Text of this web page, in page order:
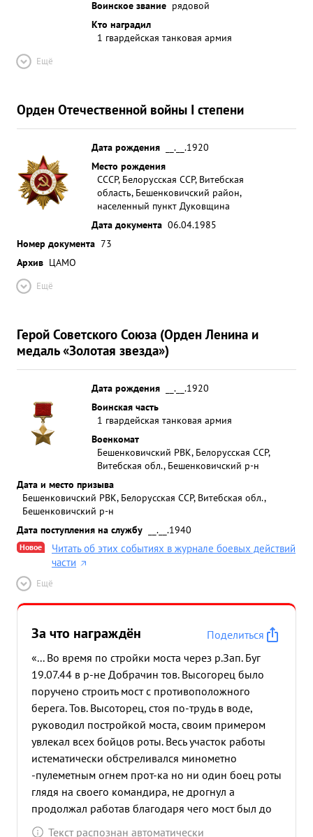
Воинское звание рядовой
Кто наградил
1 гвардейская танковая армия
Ещё
Орден Отечественной войны I степени
Дата рождения
__.__.1920
Место рождения
СССР, Белорусская ССР, Витебская
область, Бешенковичский район,
населенный пункт Дуковщина
Дата документа 06.04.1985
Номер документа 73
Архив ЦАМО
Ещё
Герой Советского Союза (Орден Ленина и
медаль «Золотая звезда»)
Дата рождения
__.__.1920
Воинская часть
1 гвардейская танковая армия
Военкомат
Бешенковичский РВК, Белорусская ССР,
Витебская обл., Бешенковичский р-н
Дата и место призыва
Бешенковичский РВК, Белорусская ССР, Витебская обл.,
Бешенковичский р-н
Дата поступления на службу
__.__.1940
Новое
Читать об этих событиях в журнале боевых действий
части
Ещё
За что награждён
Поделиться
«... Во время по стройки моста через р.Зап. Буг
19.07.44 в р-не Добрачин тов. Высогорец было
поручено строить мост с противоположного
берега. Тов. Высоторец, стоя по-трудь в воде,
руководил постройкой моста, своим примером
увлекал всех бойцов роты. Весь участок работы
истематически обстреливался минометно
-пулеметным огнем прот-ка но ни один боец роты
глядя на своего командира, не дрогнул а
продолжал работав благодаря чего мост был до
фочно окончен. При по стройке мо ста через
Текст распознан автоматически